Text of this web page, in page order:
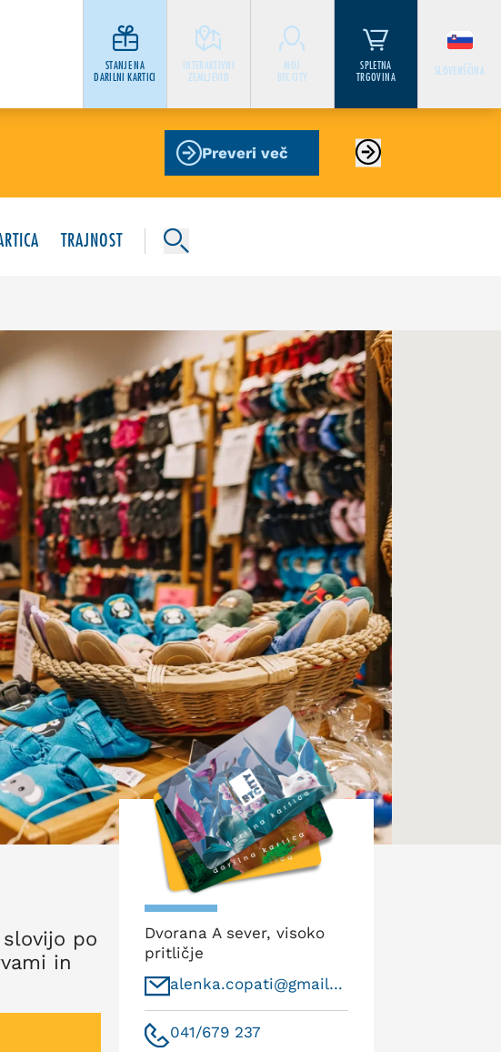
STANJE NA
DARILNI KARTICI
INTERAKTIVNI
ZEMLJEVID
MOJ
BTC CITY
SPLETNA
TRGOVINA
SLOVENŠČINA
Preveri več
TRAJNOST
po
in
Dvorana A sever, visoko
pritličje
alenka.copati@gmail.com
041/679 237